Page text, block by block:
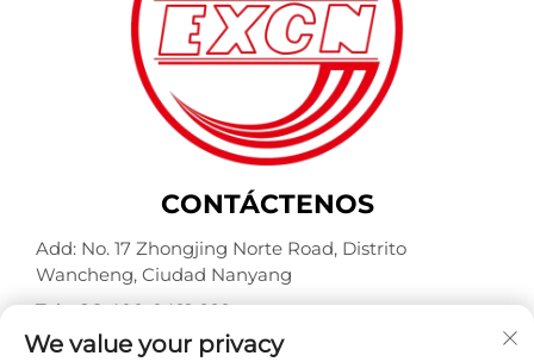
CONTÁCTENOS
Add: No. 17 Zhongjing Norte Road, Distrito
Wancheng, Ciudad Nanyang
Tel.:+86-400-0491-999
Correo electrónico:[email protected]
We value your privacy